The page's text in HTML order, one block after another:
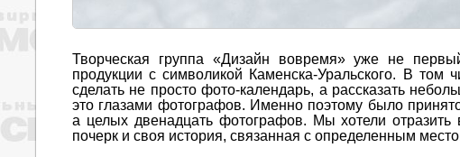
Творческая группа «Дизайн вовремя» уже не
продукции с символикой Каменска-Уральского. В
сделать не просто фото-календарь, а рассказать
это глазами фотографов. Именно поэтому было
а целых двенадцать фотографов. Мы хотели
почерк и своя история, связанная с определенным